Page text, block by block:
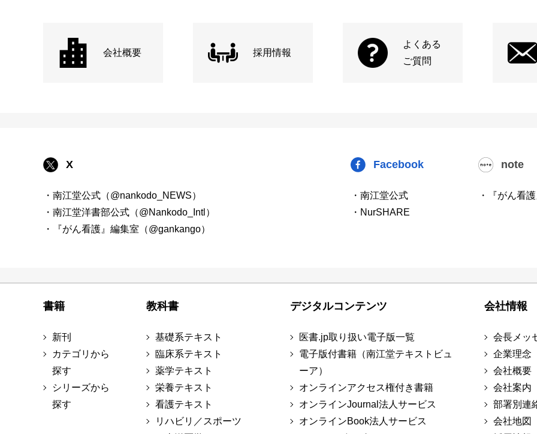
会社概要 採用情報
よくある
ご質問
X
・南江堂公式（@nankodo_NEWS）
・南江堂洋書部公式（@Nankodo_Intl）
・『がん看護』編集室（@gankango）
Facebook
・南江堂公式
・NurSHARE
note
・『がん看
書籍
新刊
カテゴリから
探す
シリーズから
探す
教科書
基礎系テキスト
臨床系テキスト
薬学テキスト
栄養テキスト
看護テキスト
リハビリ／スポーツ
デジタルコンテンツ
医書.jp取り扱い電子版一覧
電子版付書籍（南江堂テキストビュ
ーア）
オンラインアクセス権付き書籍
オンラインJournal法人サービス
オンラインBook法人サービス
会社情報
会長メッ
企業理念
会社概要
会社案内
部署別連
会社地図